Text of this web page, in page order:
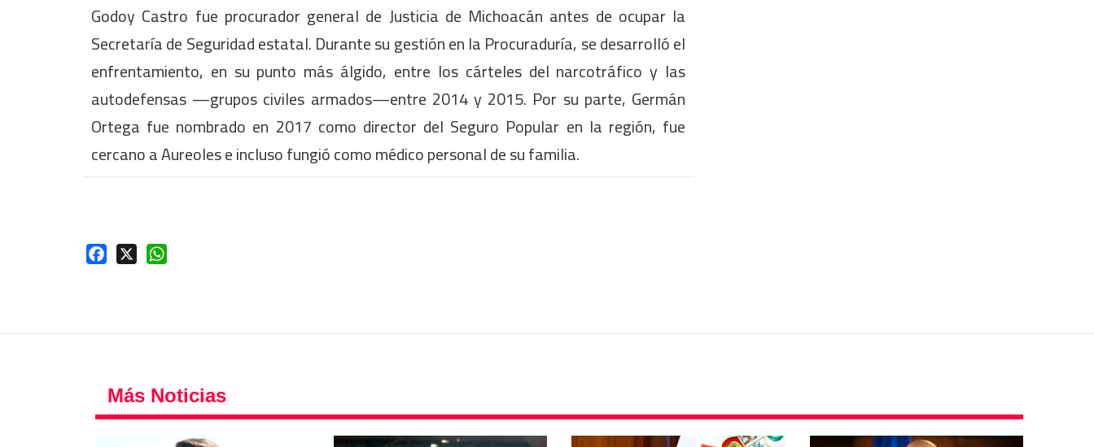
Godoy Castro fue procurador general de Justicia de Michoacán antes de ocupar la
Secretaría de Seguridad estatal. Durante su gestión en la Procuraduría, se desarrolló el
enfrentamiento, en su punto más álgido, entre los cárteles del narcotráfico y las
autodefensas —grupos civiles armados—entre 2014 y 2015. Por su parte, Germán
Ortega fue nombrado en 2017 como director del Seguro Popular en la región, fue
cercano a Aureoles e incluso fungió como médico personal de su familia.
Facebook
Más Noticias